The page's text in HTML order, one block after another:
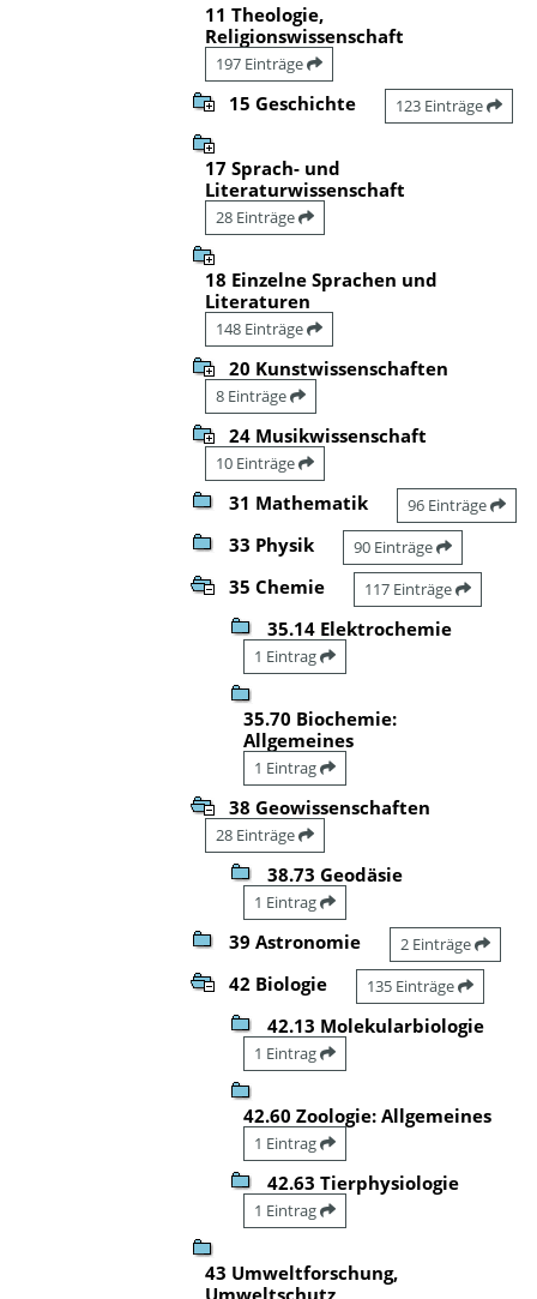
11 Theologie,
Religionswissenschaft
197 Einträge
15 Geschichte 123 Einträge
17 Sprach- und
Literaturwissenschaft
28 Einträge
18 Einzelne Sprachen und
Literaturen
148 Einträge
20 Kunstwissenschaften
8 Einträge
24 Musikwissenschaft
10 Einträge
31 Mathematik 96 Einträge
33 Physik 90 Einträge
35 Chemie 117 Einträge
35.14 Elektrochemie
1 Eintrag
35.70 Biochemie:
Allgemeines
1 Eintrag
38 Geowissenschaften
28 Einträge
38.73 Geodäsie
1 Eintrag
39 Astronomie 2 Einträge
42 Biologie 135 Einträge
42.13 Molekularbiologie
1 Eintrag
42.60 Zoologie: Allgemeines
1 Eintrag
42.63 Tierphysiologie
1 Eintrag
43 Umweltforschung,
Umweltschutz